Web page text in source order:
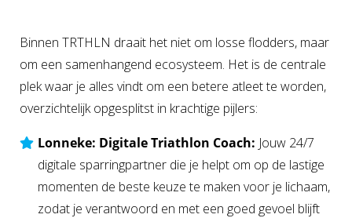
Binnen TRTHLN draait het niet om losse flodders, maar
om een samenhangend ecosysteem. Het is de centrale
plek waar je alles vindt om een betere atleet te worden,
overzichtelijk opgesplitst in krachtige pijlers:
Lonneke: Digitale Triathlon Coach: Jouw 24/7
digitale sparringpartner die je helpt om op de lastige
momenten de beste keuze te maken voor je lichaam,
zodat je verantwoord en met een goed gevoel blijft